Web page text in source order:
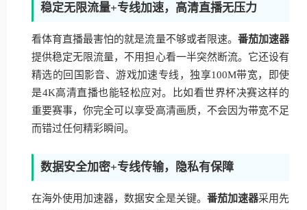
稳定无限流量+专线加速，高清直播无压力
看体育直播最害怕的就是流量不够或者限速。 番茄加速器
提供稳定无限流量，不用担心看一半突然断流。它还设有
精选的回国影音、游戏加速专线，独享100M带宽，即使
是4K高清直播也能轻松应对。比如看世界杯决赛这样的
重要赛事，你完全可以享受高清画质，不会因为带宽不足
而错过任何精彩瞬间。
数据安全加密+专线传输，隐私有保障
在海外使用加速器，数据安全是关键。 番茄加速器采用先